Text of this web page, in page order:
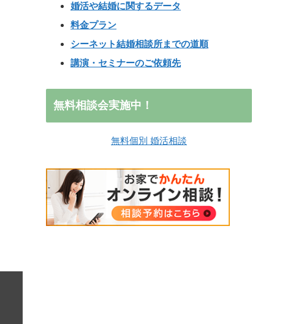
婚活や結婚に関するデータ
料金プラン
シーネット結婚相談所までの道順
講演・セミナーのご依頼先
無料相談会実施中！
無料個別 婚活相談